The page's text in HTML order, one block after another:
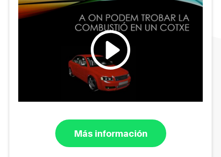
Más información